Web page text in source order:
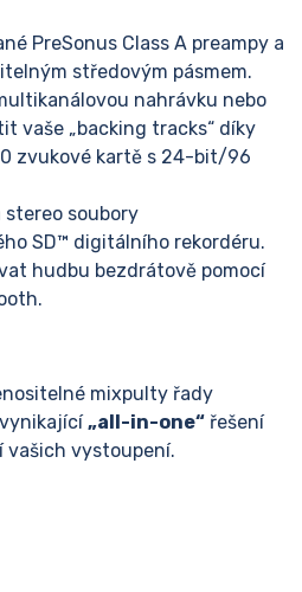
PreSonus Class A preampy a
středovým pásmem.
nahrávku nebo
vaše „backing tracks“ díky
zvukové kartě s 24-bit/96
stereo soubory
SD™ digitálního rekordéru.
hudbu bezdrátově pomocí
mixpulty řady
„all-in-one“ řešení
vašich vystoupení.